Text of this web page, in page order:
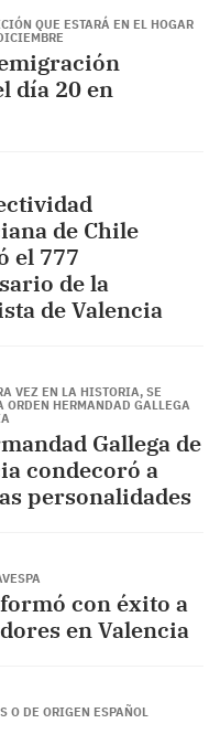
QUE ESTARÁ EN EL HOGAR
día 20 en
de Chile
el 777
de la
de Valencia
VEZ EN LA HISTORIA, SE
ORDEN HERMANDAD GALLEGA
Gallega de
condecoró a
personalidades
formó con éxito a
en Valencia
O DE ORIGEN ESPAÑOL